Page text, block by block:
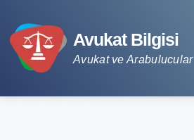
Avukat Bilgisi
Avukat ve Arabulucular